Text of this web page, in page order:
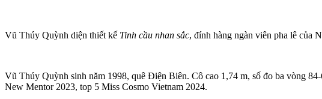
Vũ Thúy Quỳnh diện thiết kế Tinh cầu nhan sắc, đính hàng ngàn viên pha lê của
Vũ Thúy Quỳnh sinh năm 1998, quê Điện Biên. Cô cao 1,74 m, số đo ba vòng
New Mentor 2023, top 5 Miss Cosmo Vietnam 2024.